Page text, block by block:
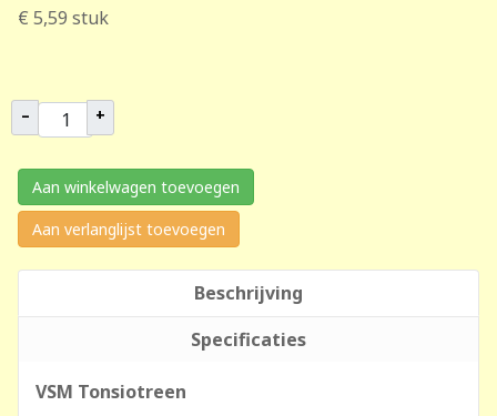
€ 5,59 stuk
– +
Aan winkelwagen toevoegen
Aan verlanglijst toevoegen
Beschrijving
Specificaties
VSM Tonsiotreen